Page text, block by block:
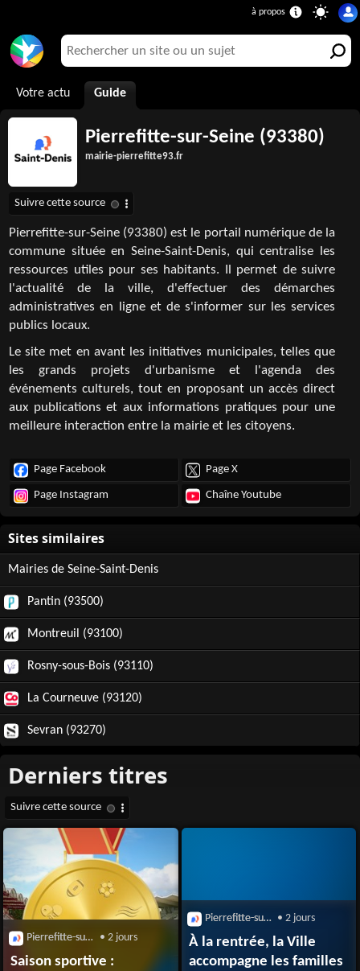
Votre actu Guide
Pierrefitte-sur-Seine (93380)
mairie-pierrefitte93.fr
Pierrefitte-sur-Seine (93380) est le portail numérique de la
commune située en Seine-Saint-Denis, qui centralise les
ressources utiles pour ses habitants. Il permet de suivre
l'actualité de la ville, d'effectuer des démarches
administratives en ligne et de s'informer sur les services
publics locaux.
Le site met en avant les initiatives municipales, telles que
les grands projets d'urbanisme et l'agenda des
événements culturels, tout en proposant un accès direct
aux publications et aux informations pratiques pour une
meilleure interaction entre la mairie et les citoyens.
Page Facebook Page X
Page Instagram Chaîne Youtube
Mairies de Seine-Saint-Denis
Pantin (93500)
Montreuil (93100)
Rosny-sous-Bois (93110)
La Courneuve (93120)
Sevran (93270)
Pierrefitte-sur-Seine (93380) • 2 jours
Saison sportive :
Pierrefitte-sur-Seine (93380) • 2 jours
À la rentrée, la Ville
accompagne les familles